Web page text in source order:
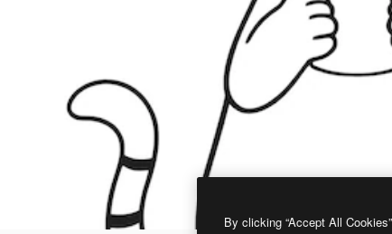
By clicking “Accept All